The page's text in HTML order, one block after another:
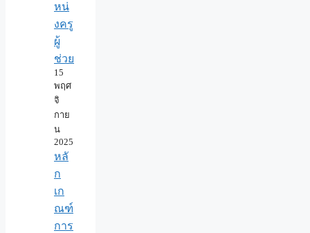
หน่
งครู
ผู้
ช่วย
15
พฤศ
จิ
กาย
น
2025
หลั
ก
เก
ณฑ์
การ